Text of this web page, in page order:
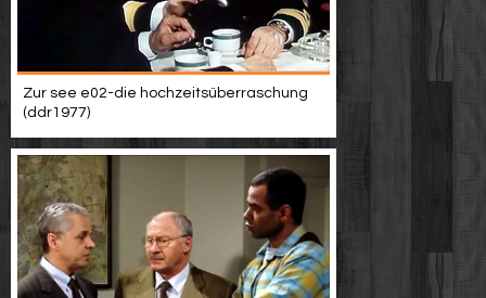
Zur see e02-die hochzeitsüberraschung
(ddr1977)